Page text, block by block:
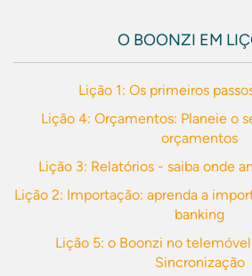
O BOONZI EM
Lição 1: Os primeiros
Lição 4: Orçamentos: Planeie o
orçamentos
Lição 3: Relatórios - saiba onde
Lição 2: Importação: aprenda a
banking
Lição 5: o Boonzi no
Sincronização